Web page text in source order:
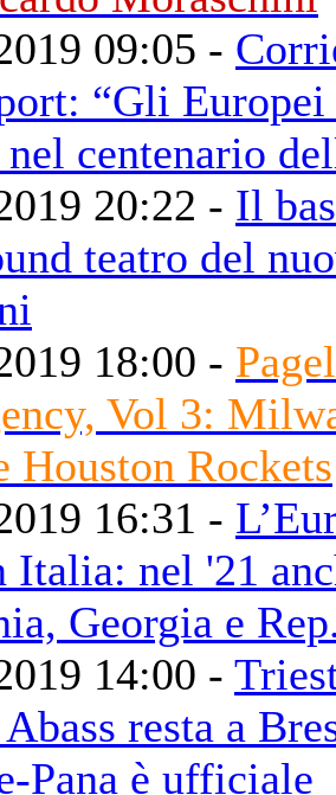
09:05 -
“Gli Europei
centenario
20:22 - Il
teatro del
18:00 -
Vol 3:
Houston Rockets
16:31 -
Italia: nel '21
Georgia e
14:00 -
resta a
Pana è ufficiale